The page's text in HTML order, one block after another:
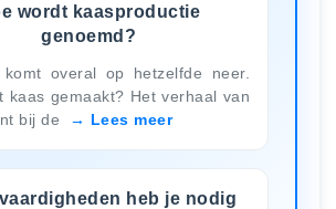
wordt kaasproductie
genoemd?
overal op hetzelfde neer.
kaas gemaakt? Het verhaal van
bij de
Lees meer
heb je nodig